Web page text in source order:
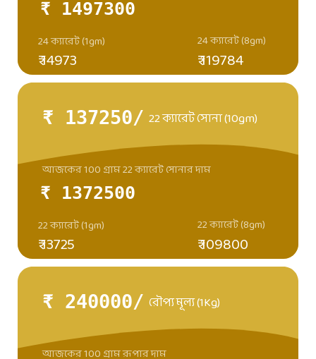
₹ 1497300
₹ 14973
24 ক্যারেট (1gm) 24 ক্যারেট (8gm)
₹ 119784
₹ 137250/ 22 ক্যারেট সোনা (10gm)
₹ 1372500
₹ 13725
22 ক্যারেট (1gm) 22 ক্যারেট (8gm)
আজকের 100 গ্রাম 22 ক্যারেট সোনার দাম
₹ 109800
₹ 240000/ রৌপ্য মূল্য (1Kg)
আজকের 100 গ্রাম রূপার দাম